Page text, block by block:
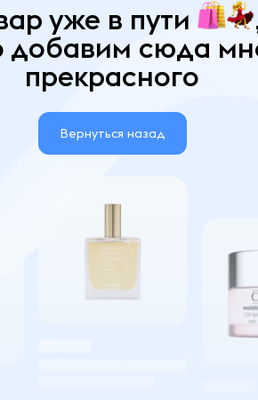
уже в пути
добавим сюда
прекрасного
Вернуться назад